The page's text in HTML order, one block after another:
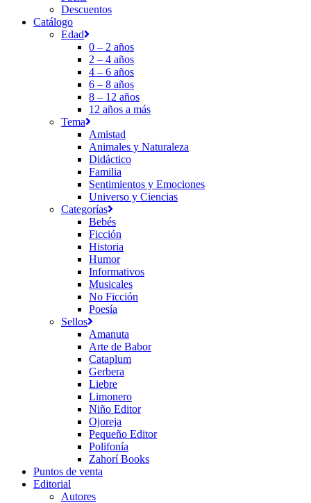
Descuentos
Catálogo
Edad
0 – 2 años
2 – 4 años
4 – 6 años
6 – 8 años
8 – 12 años
12 años a más
Tema
Amistad
Animales y Naturaleza
Didáctico
Familia
Sentimientos y Emociones
Universo y Ciencias
Categorías
Bebés
Ficción
Historia
Humor
Informativos
Musicales
No Ficción
Poesía
Sellos
Amanuta
Arte de Babor
Cataplum
Gerbera
Liebre
Limonero
Niño Editor
Ojoreja
Pequeño Editor
Polifonía
Zahorí Books
Puntos de venta
Editorial
Autores